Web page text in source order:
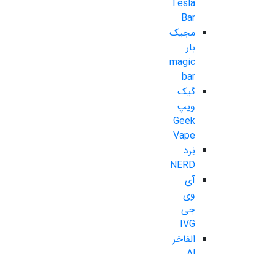
Tesla
Bar
مجیک
بار
magic
bar
گیک
ویپ
Geek
Vape
نِرد
NERD
آی
وی
جی
IVG
الفاخر